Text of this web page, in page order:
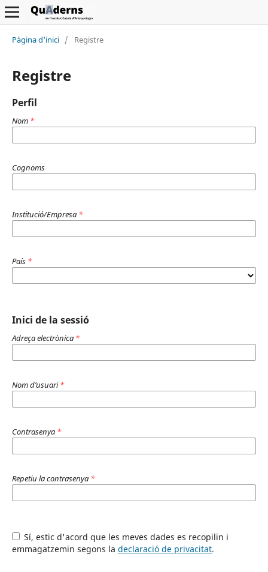
Pàgina d'inici / Registre
Registre
Perfil
Nom *
Cognoms
Institució/Empresa *
País *
Inici de la sessió
Adreça electrònica *
Nom d’usuari*
Contrasenya *
Repetiu la contrasenya *
Sí, estic d'acord que les meves dades es recopilin i
emmagatzemin segons la declaració de privacitat.